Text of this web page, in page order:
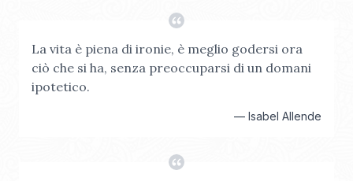
La vita è piena di ironie, è meglio godersi ora
ciò che si ha, senza preoccuparsi di un domani
ipotetico.
— Isabel Allende